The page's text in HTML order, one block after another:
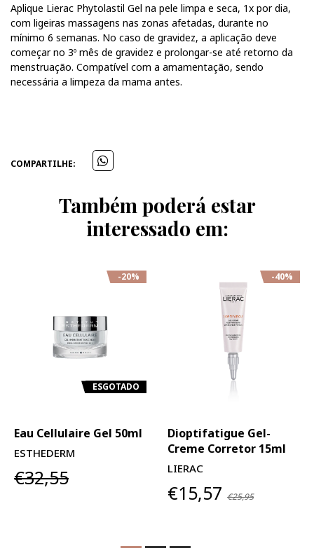
Aplique Lierac Phytolastil Gel na pele limpa e seca, 1x por dia,
com ligeiras massagens nas zonas afetadas, durante no
mínimo 6 semanas. No caso de gravidez, a aplicação deve
começar no 3º mês de gravidez e prolongar-se até retorno da
menstruação. Compatível com a amamentação, sendo
necessária a limpeza da mama antes.
COMPARTILHE:
Também poderá estar
interessado em:
-20%
ESGOTADO
Eau Cellulaire Gel 50ml
ESTHEDERM
€32,55
-40%
Dioptifatigue Gel-
Creme Corretor 15ml
LIERAC
€15,57 €25,95